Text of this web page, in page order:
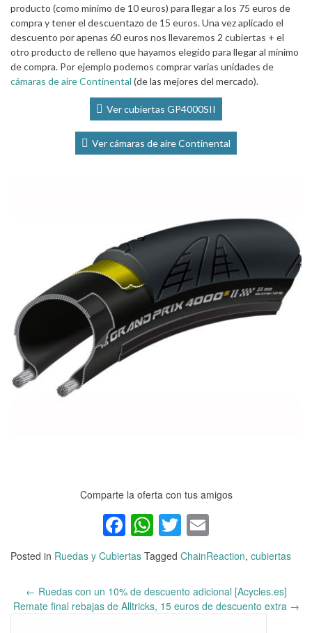
producto (como mínimo de 10 euros) para llegar a los 75 euros de
compra y tener el descuentazo de 15 euros. Una vez aplicado el
descuento por apenas 60 euros nos llevaremos 2 cubiertas + el
otro producto de relleno que hayamos elegido para llegar al mínimo
de compra. Por ejemplo podemos comprar varias unidades de
cámaras de aire Continental (de las mejores del mercado).
Ver cubiertas GP4000SII
Ver cámaras de aire Continental
Comparte la oferta con tus amigos
Facebook
WhatsApp
Twitter
Posted in Ruedas y Cubiertas Tagged ChainReaction, cubiertas
Post
navigation
← Ruedas con un 10% de descuento adicional [Acycles.es]
Remate final rebajas de Alltricks, 15 euros de descuento extra →